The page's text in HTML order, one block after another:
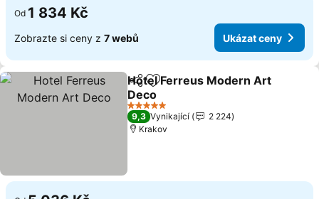
Od 1 834 Kč
Zobrazte si ceny z 7 webů Ukázat ceny
SdíletPřidat na seznam oblíbených
Hotel Ferreus Modern Art
Deco
5 Počet hvězdiček
9,3 Vynikající
2 224
Krakov